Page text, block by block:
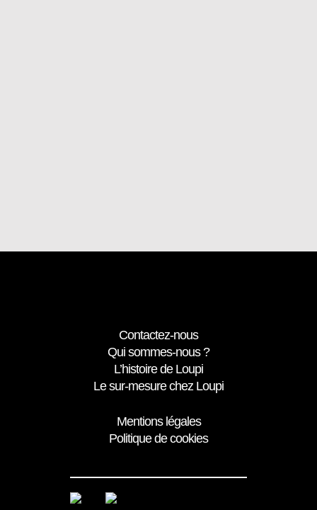
Contactez-nous
Qui sommes-nous ?
L’histoire de Loupi
Le sur-mesure chez Loupi
Mentions légales
Politique de cookies